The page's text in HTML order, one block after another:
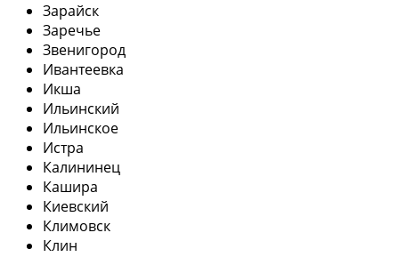
Зарайск
Заречье
Звенигород
Ивантеевка
Икша
Ильинский
Ильинское
Истра
Калининец
Кашира
Киевский
Климовск
Клин